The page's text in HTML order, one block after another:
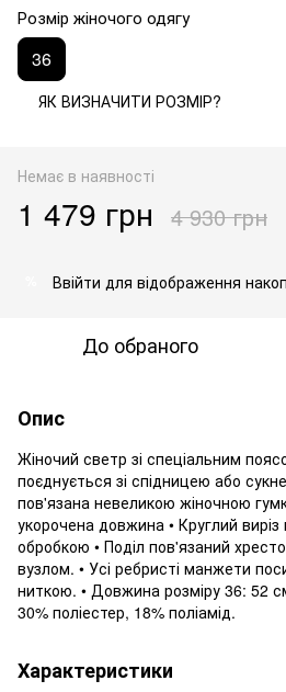
Розмір жіночого одягу
36
ЯК ВИЗНАЧИТИ РОЗМІР?
Немає в наявності
1 479 грн 4 930 грн
Ввійти для відображення
До обраного
Опис
Жіночий светр зі спеціальним
поєднується зі спідницею або
пов'язана невеликою жіночною
укорочена довжина • Круглий
обробкою • Поділ пов'язаний
вузлом. • Усі ребристі манжети
ниткою. • Довжина розміру 36: 52
30% поліестер, 18% поліамід.
Характеристики